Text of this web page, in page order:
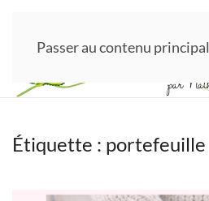
Passer au contenu principal
Étiquette : portefeuille